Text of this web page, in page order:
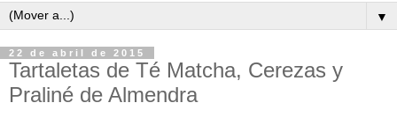
▼
22 de abril de 2015
Tartaletas de Té Matcha, Cerezas y
Praliné de Almendra